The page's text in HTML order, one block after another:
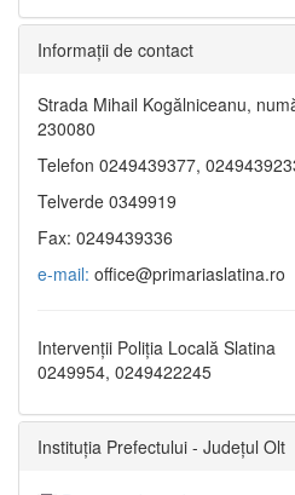
Informaţii de contact
Strada Mihail Kogălniceanu,
230080
Telefon 0249439377,
Telverde 0349919
Fax: 0249439336
e-mail: office@primariaslatina.ro
Intervenții Poliția Locală Slatina
0249954, 0249422245
Instituția Prefectului - Județul Olt